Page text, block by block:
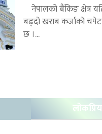
नेपालको बैंकिङ क्षेत्र
बढ्दो खराब कर्जाको
छ ।...
लोकप्रिय